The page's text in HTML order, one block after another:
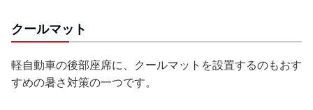
クールマット
軽自動車の後部座席に、クールマットを設置するのもおす
すめの暑さ対策の一つです。